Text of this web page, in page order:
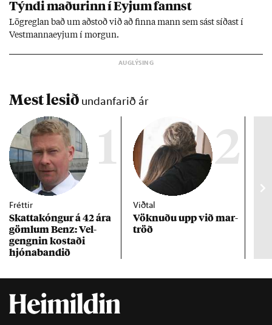
Týndi mað­ur­inn í Eyj­um fannst
Lög­regl­an bað um að­stoð við að finna mann sem sást síð­ast í
Vest­manna­eyj­um í morg­un.
Mest lesið undanfarið ár
1
Fréttir
Skattakóng­ur á 42 ára
göml­um Benz: Vel­
gengn­in kostaði
hjóna­band­ið
2
Viðtal
Vökn­uðu upp við mar­
tröð